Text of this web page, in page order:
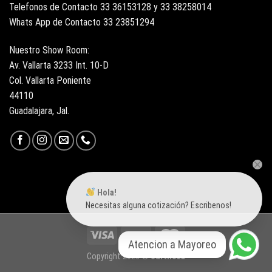
Telefonos de Contacto 33 36153128 y 33 38258014
Whats App de Contacto 33 23851294
Nuestro Show Room:
Av. Vallarta 3233 Int. 10-D
Col. Vallarta Poniente
44110
Guadalajara, Jal.
Copyright 2026 ©Surtiloza
Hola!
Necesitas alguna cotización? Escribenos!
Atencion a Mayoreo